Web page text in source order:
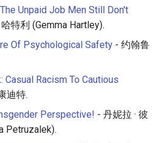
Unpaid Job Men Still Don't
哈特利 (Gemma Hartley).
Of Psychological Safety - 约翰鲁
Casual Racism To Cautious
迪特.
Perspective! - 丹妮拉 · 彼
Petruzalek).